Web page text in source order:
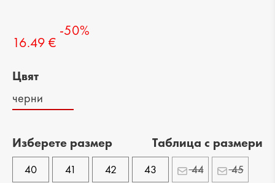
16.49 €
-50%
Цвят
черни
Изберете размер Tаблица с размери
40 41 42 43 44 45